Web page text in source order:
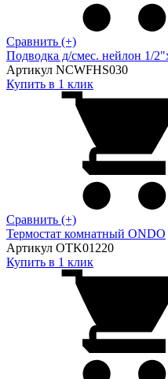
Сравнить (+)
Подводка д/смес. нейлон 1/
Артикул NCWFHS030
Купить в 1 клик
Сравнить (+)
Термостат комнатный ONDO
Артикул OTK01220
Купить в 1 клик